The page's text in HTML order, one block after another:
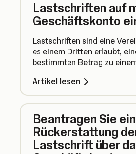
Lastschriften auf
Geschäftskonto
Lastschriften sind eine
es einem Dritten erlaubt,
bestimmten Betrag zu
erfahren Sie, wie Sie eine
Ihrem SumUp
Artikel lesen
Beantragen Sie
Rückerstattung
Lastschrift über